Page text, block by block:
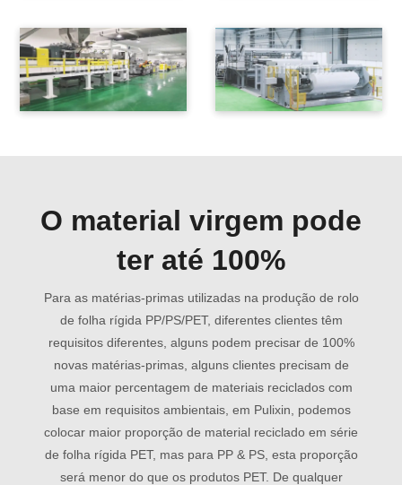
O material virgem pode
ter até 100%
Para as matérias-primas utilizadas na produção de rolo
de folha rígida PP/PS/PET, diferentes clientes têm
requisitos diferentes, alguns podem precisar de 100%
novas matérias-primas, alguns clientes precisam de
uma maior percentagem de materiais reciclados com
base em requisitos ambientais, em Pulixin, podemos
colocar maior proporção de material reciclado em série
de folha rígida PET, mas para PP & PS, esta proporção
será menor do que os produtos PET. De qualquer